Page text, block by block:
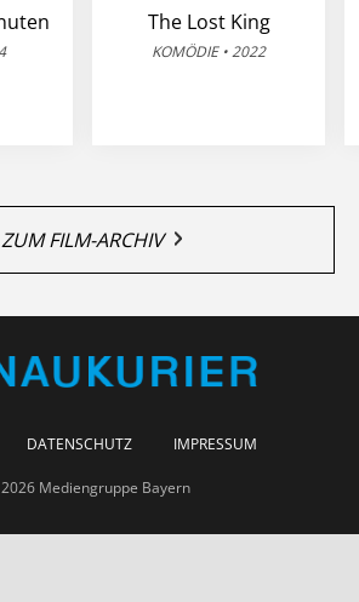
The Lost King
KOMÖDIE • 2022
ZUM FILM-ARCHIV
DATENSCHUTZ IMPRESSUM
Mediengruppe Bayern